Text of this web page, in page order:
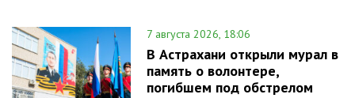
7 августа 2026, 18:06
В Астрахани открыли мурал в
память о волонтере,
погибшем под обстрелом